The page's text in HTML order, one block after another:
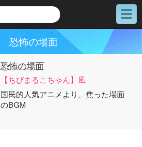
メ
ニ
恐怖の場面
恐怖の場面
【ちびまるこちゃん】風
国民的人気アニメより、焦った場面
のBGM